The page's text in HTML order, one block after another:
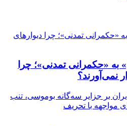
به «حکمرانی تمدنی»؛ چرا
نمی‌آورند؟